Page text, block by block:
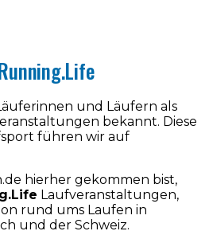
und Läufern als
bekannt. Diese
führen wir auf
hierher gekommen bist,
Laufveranstaltungen,
rund ums Laufen in
und der Schweiz.